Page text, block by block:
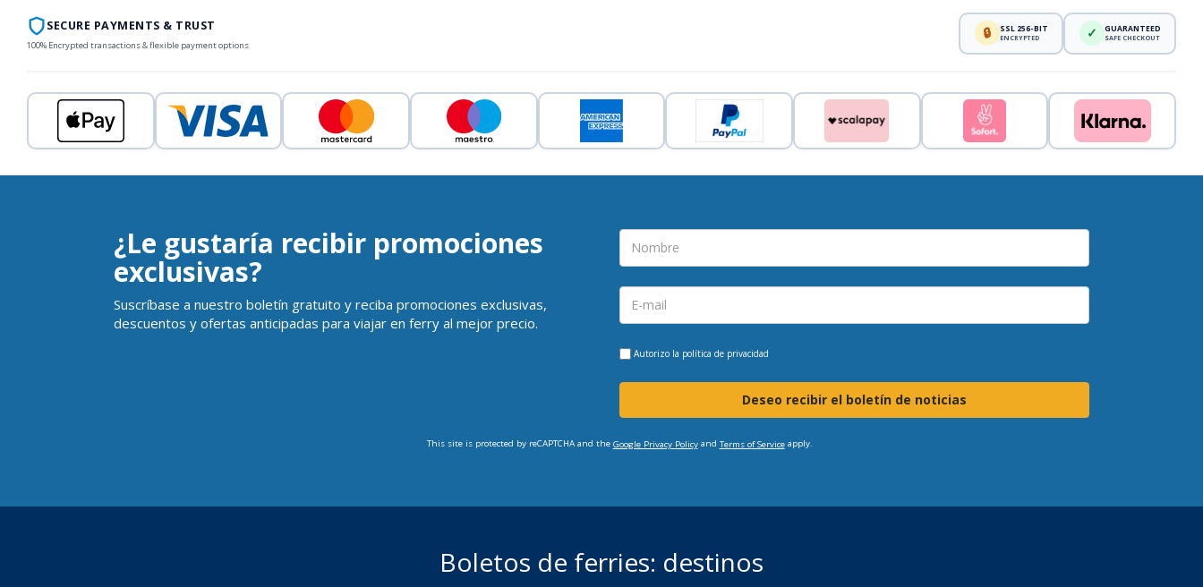
SECURE PAYMENTS & TRUST
100% Encrypted transactions & flexible payment options
🔒 SSL 256-BIT
ENCRYPTED ✓ GUARANTEED
SAFE CHECKOUT
¿Le gustaría recibir promociones
exclusivas?
Suscríbase a nuestro boletín gratuito y reciba promociones exclusivas,
descuentos y ofertas anticipadas para viajar en ferry al mejor precio.
Autorizo la política de privacidad
Deseo recibir el boletín de noticias
This site is protected by reCAPTCHA and the Google Privacy Policyand Terms of Serviceapply.
Boletos de ferries: destinos